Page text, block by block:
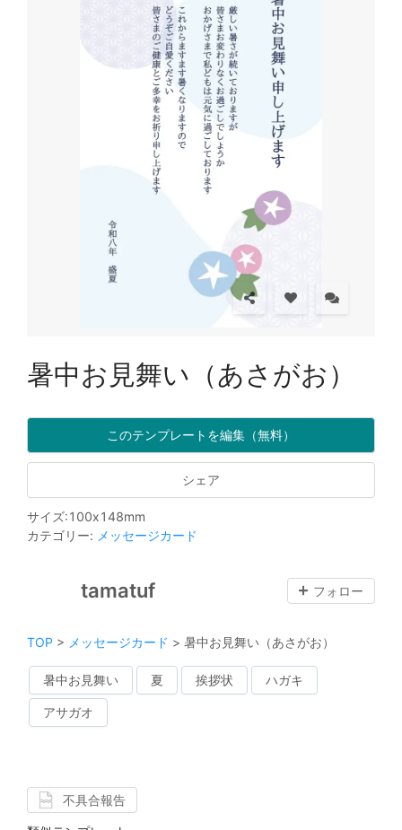
暑中お見舞い（あさがお）
このテンプレートを編集（無料）
シェア
サイズ:100x148mm
カテゴリー: メッセージカード
tamatuf フォロー
TOP > メッセージカード > 暑中お見舞い（あさがお）
暑中お見舞い 夏 挨拶状 ハガキ
アサガオ
不具合報告